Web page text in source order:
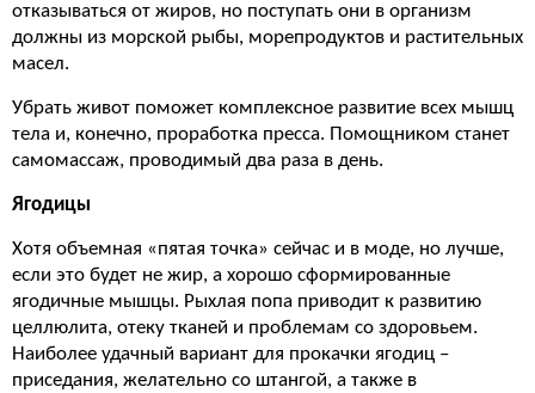
отказываться от жиров, но поступать они в организм
должны из морской рыбы, морепродуктов и растительных
масел.
Убрать живот поможет комплексное развитие всех мышц
тела и, конечно, проработка пресса. Помощником станет
самомассаж, проводимый два раза в день.
Ягодицы
Хотя объемная «пятая точка» сейчас и в моде, но лучше,
если это будет не жир, а хорошо сформированные
ягодичные мышцы. Рыхлая попа приводит к развитию
целлюлита, отеку тканей и проблемам со здоровьем.
Наиболее удачный вариант для прокачки ягодиц –
приседания, желательно со штангой, а также в